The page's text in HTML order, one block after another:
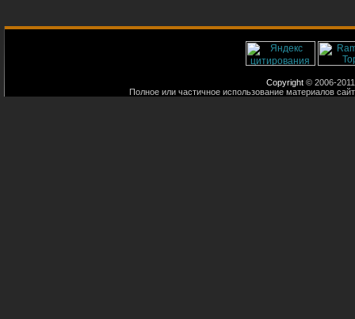
Copyright © 2006-
Полное или частичное использование материалов